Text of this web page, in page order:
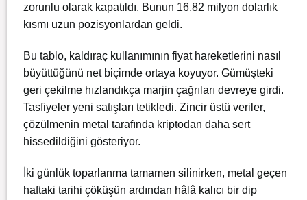
zorunlu olarak kapatıldı. Bunun 16,82 milyon dolarlık
kısmı uzun pozisyonlardan geldi.
Bu tablo, kaldıraç kullanımının fiyat hareketlerini nasıl
büyüttüğünü net biçimde ortaya koyuyor. Gümüşteki
geri çekilme hızlandıkça marjin çağrıları devreye girdi.
Tasfiyeler yeni satışları tetikledi. Zincir üstü veriler,
çözülmenin metal tarafında kriptodan daha sert
hissedildiğini gösteriyor.
İki günlük toparlanma tamamen silinirken, metal geçen
haftaki tarihi çöküşün ardından hâlâ kalıcı bir dip